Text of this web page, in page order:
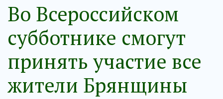
Во Всероссийском
субботнике смогут
принять участие все
жители Брянщины